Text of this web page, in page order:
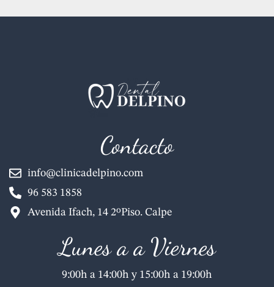
Contacto
info@clinicadelpino.com
96 583 1858
Avenida Ifach, 14 2ºPiso. Calpe
Lunes a a Viernes
9:00h a 14:00h y 15:00h a 19:00h